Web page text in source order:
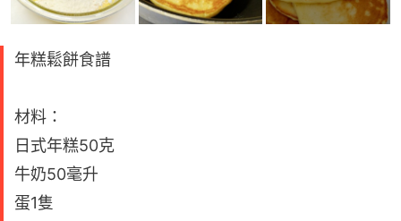
年糕鬆餅食譜
材料：
日式年糕50克
牛奶50毫升
蛋1隻